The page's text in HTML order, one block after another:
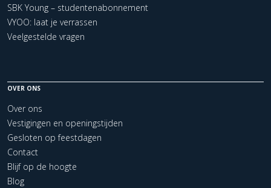
SBK Young – studentenabonnement
VYOO: laat je verrassen
Veelgestelde vragen
OVER ONS
Over ons
Vestigingen en openingstijden
Gesloten op feestdagen
Contact
Blijf op de hoogte
Blog